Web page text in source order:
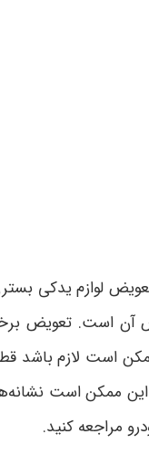
لوازم یدکی
است. تعویض برخی
است لازم باشد
است
مراجعه کنید.